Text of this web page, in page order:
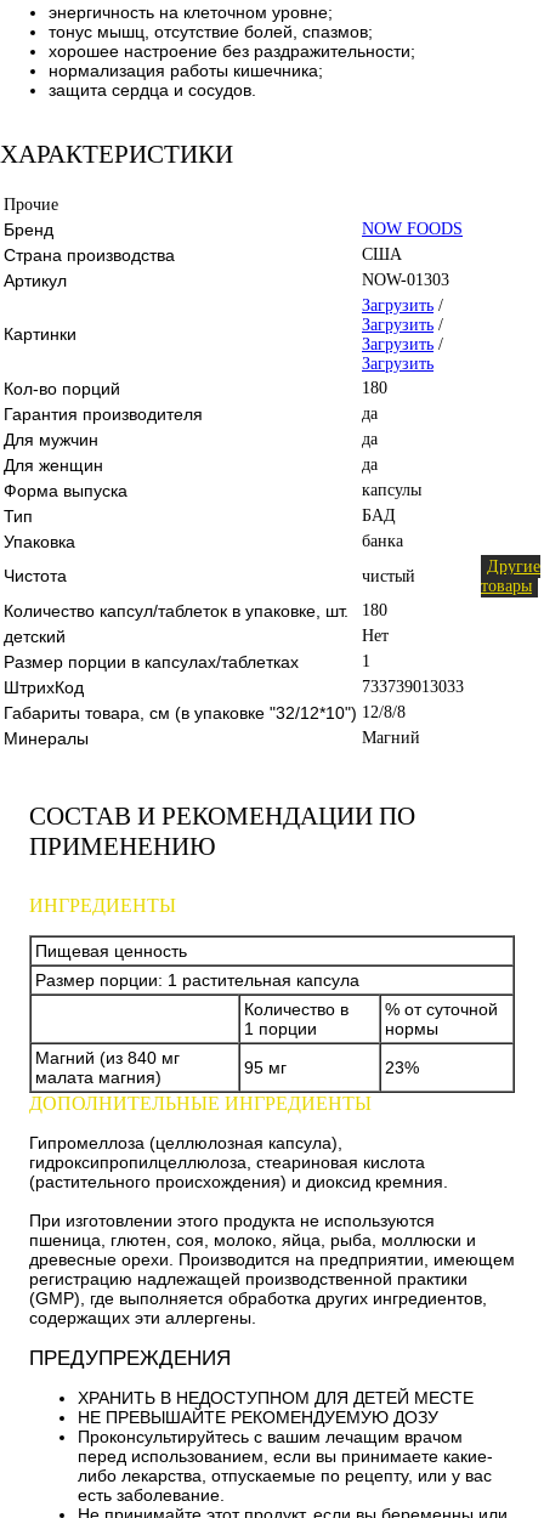
энергичность на клеточном уровне;
тонус мышц, отсутствие болей, спазмов;
хорошее настроение без раздражительности;
нормализация работы кишечника;
защита сердца и сосудов.
ХАРАКТЕРИСТИКИ
Прочие
Бренд NOW FOODS
Страна производства США
Артикул NOW-01303
Картинки
Загрузить /
Загрузить /
Загрузить /
Загрузить
Кол-во порций 180
Гарантия производителя да
Для мужчин да
Для женщин да
Форма выпуска капсулы
Тип БАД
Упаковка банка
Чистота чистый
Другие
товары
Количество капсул/таблеток в упаковке, шт. 180
детский Нет
Размер порции в капсулах/таблетках 1
ШтрихКод 733739013033
Габариты товара, см (в упаковке "32/12*10") 12/8/8
Минералы Магний
СОСТАВ И РЕКОМЕНДАЦИИ ПО
ПРИМЕНЕНИЮ
ИНГРЕДИЕНТЫ
Пищевая ценность
Размер порции: 1 растительная капсула
Количество в
1 порции
% от суточной
нормы
Магний (из 840 мг
малата магния)
95 мг 23%
ДОПОЛНИТЕЛЬНЫЕ ИНГРЕДИЕНТЫ
Гипромеллоза (целлюлозная капсула),
гидроксипропилцеллюлоза, стеариновая кислота
(растительного происхождения) и диоксид кремния.
При изготовлении этого продукта не используются
пшеница, глютен, соя, молоко, яйца, рыба, моллюски и
древесные орехи. Производится на предприятии, имеющем
регистрацию надлежащей производственной практики
(GMP), где выполняется обработка других ингредиентов,
содержащих эти аллергены.
ПРЕДУПРЕЖДЕНИЯ
ХРАНИТЬ В НЕДОСТУПНОМ ДЛЯ ДЕТЕЙ МЕСТЕ
НЕ ПРЕВЫШАЙТЕ РЕКОМЕНДУЕМУЮ ДОЗУ
Проконсультируйтесь с вашим лечащим врачом
перед использованием, если вы принимаете какие-
либо лекарства, отпускаемые по рецепту, или у вас
есть заболевание.